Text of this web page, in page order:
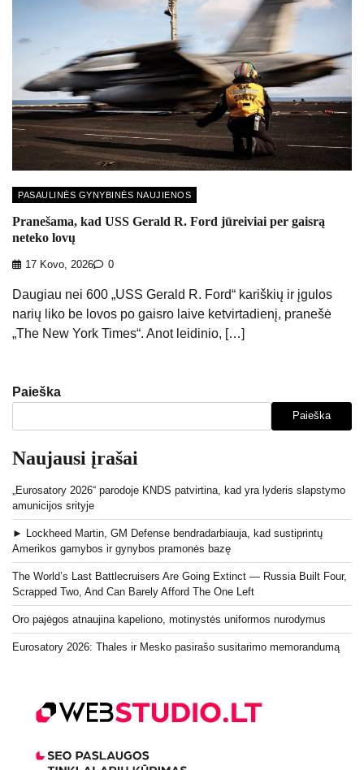
PASAULINĖS GYNYBINĖS NAUJIENOS
Pranešama, kad USS Gerald R. Ford jūreiviai per gaisrą
neteko lovų
17 Kovo, 2026 0
Daugiau nei 600 „USS Gerald R. Ford“ kariškių ir įgulos
narių liko be lovos po gaisro laive ketvirtadienį, pranešė
„The New York Times“. Anot leidinio, […]
Paieška
Paieška
Naujausi įrašai
„Eurosatory 2026“ parodoje KNDS patvirtina, kad yra lyderis slapstymo
amunicijos srityje
► Lockheed Martin, GM Defense bendradarbiauja, kad sustiprintų
Amerikos gamybos ir gynybos pramonės bazę
The World’s Last Battlecruisers Are Going Extinct — Russia Built Four,
Scrapped Two, And Can Barely Afford The One Left
Oro pajėgos atnaujina kapeliono, motinystės uniformos nurodymus
Eurosatory 2026: Thales ir Mesko pasirašo susitarimo memorandumą